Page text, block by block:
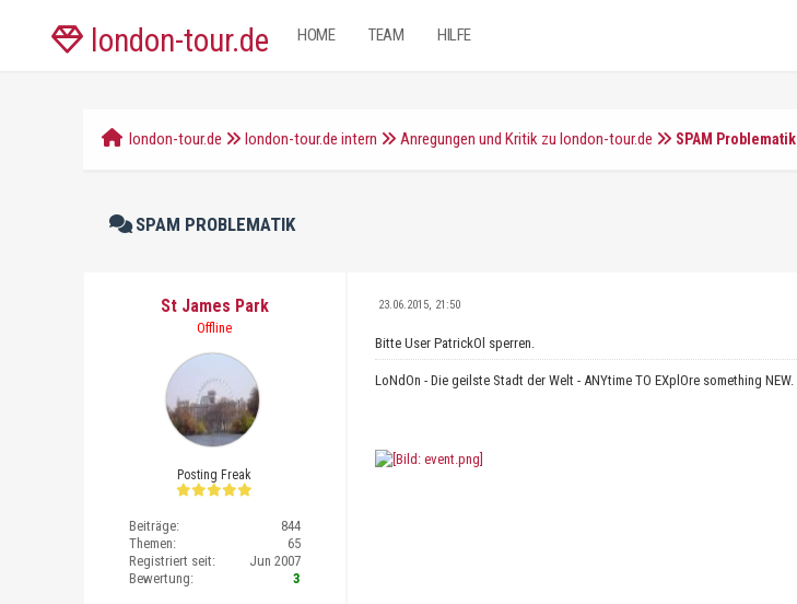
london-tour.de HOME TEAM HILFE
london-tour.de london-tour.de intern Anregungen und Kritik zu london-tour.de SPAM Problematik
SPAM PROBLEMATIK
St James Park
Offline
Posting Freak
Beiträge:
844
Themen:
65
Registriert seit:
Jun 2007
Bewertung:
3
23.06.2015, 21:50
Bitte User PatrickOl sperren.
LoNdOn - Die geilste Stadt der Welt - ANYtime TO EXplOre something NEW.